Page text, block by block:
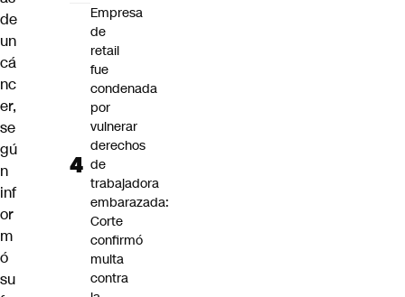
de
un
cá
nc
er,
se
gú
n
inf
or
m
ó
su
Empresa
de
retail
fue
condenada
por
vulnerar
derechos
de
trabajadora
embarazada:
Corte
confirmó
multa
contra